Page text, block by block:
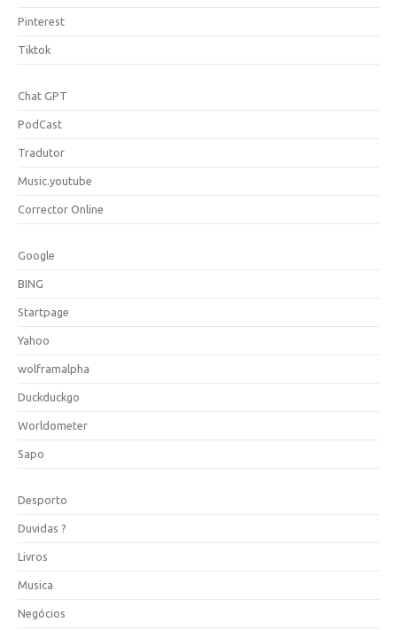
Pinterest
Tiktok
Chat GPT
PodCast
Tradutor
Music.youtube
Corrector Online
Google
BING
Startpage
Yahoo
wolframalpha
Duckduckgo
Worldometer
Sapo
Desporto
Duvidas ?
Livros
Musica
Negócios